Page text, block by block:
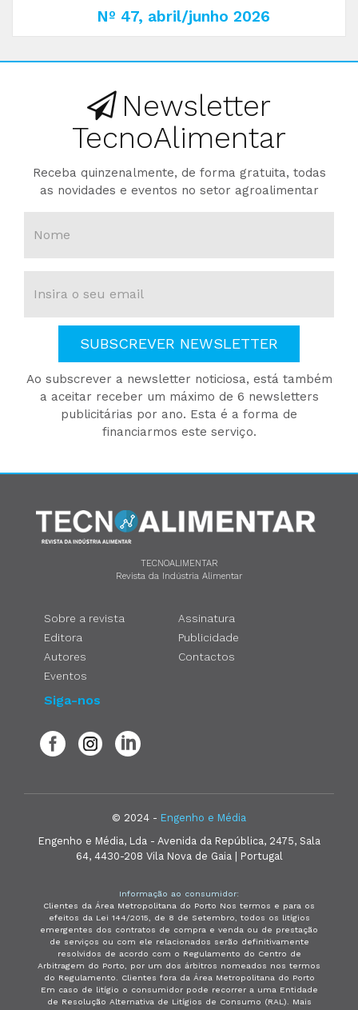
Nº 47, abril/junho 2026
Newsletter
TecnoAlimentar
Receba quinzenalmente, de forma gratuita, todas
as novidades e eventos no setor agroalimentar
SUBSCREVER NEWSLETTER
Ao subscrever a newsletter noticiosa, está também
a aceitar receber um máximo de 6 newsletters
publicitárias por ano. Esta é a forma de
financiarmos este serviço.
TECNOALIMENTAR
Revista da Indústria Alimentar
Sobre a revista
Editora
Autores
Eventos
Assinatura
Publicidade
Contactos
Siga-nos
© 2024 - Engenho e Média
Engenho e Média, Lda - Avenida da República, 2475, Sala
64, 4430-208 Vila Nova de Gaia | Portugal
Informação ao consumidor:
Clientes da Área Metropolitana do Porto Nos termos e para os
efeitos da Lei 144/2015, de 8 de Setembro, todos os litígios
emergentes dos contratos de compra e venda ou de prestação
de serviços ou com ele relacionados serão definitivamente
resolvidos de acordo com o Regulamento do Centro de
Arbitragem do Porto, por um dos árbitros nomeados nos termos
do Regulamento. Clientes fora da Área Metropolitana do Porto
Em caso de litígio o consumidor pode recorrer a uma Entidade
de Resolução Alternativa de Litígios de Consumo (RAL). Mais